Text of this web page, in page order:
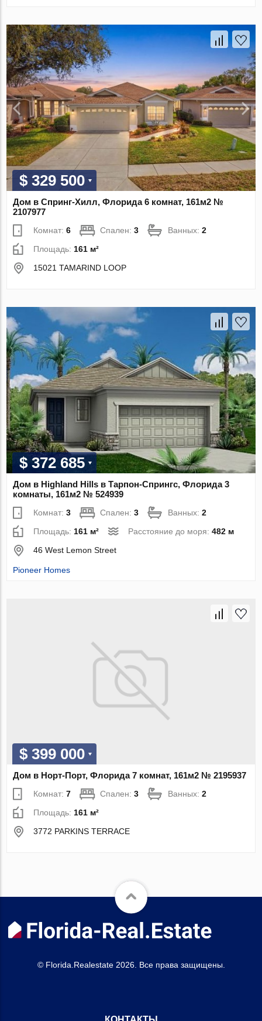
$ 329 500
Дом в Спринг-Хилл, Флорида 6 комнат, 161м2 №
2107977
Комнат:6 Спален:3 Ванных:2
Площадь: 161 м²
15021 TAMARIND LOOP
$ 372 685
Дом в Highland Hills в Тарпон-Спрингс, Флорида 3
комнаты, 161м2 № 524939
Комнат:3 Спален:3 Ванных:2
Площадь: 161 м² Расстояние до моря:482 м
46 West Lemon Street
Pioneer Homes
$ 399 000
Дом в Норт-Порт, Флорида 7 комнат, 161м2 № 2195937
Комнат:7 Спален:3 Ванных:2
Площадь:161 м²
3772 PARKINS TERRACE
© Florida.Realestate 2026. Все права защищены.